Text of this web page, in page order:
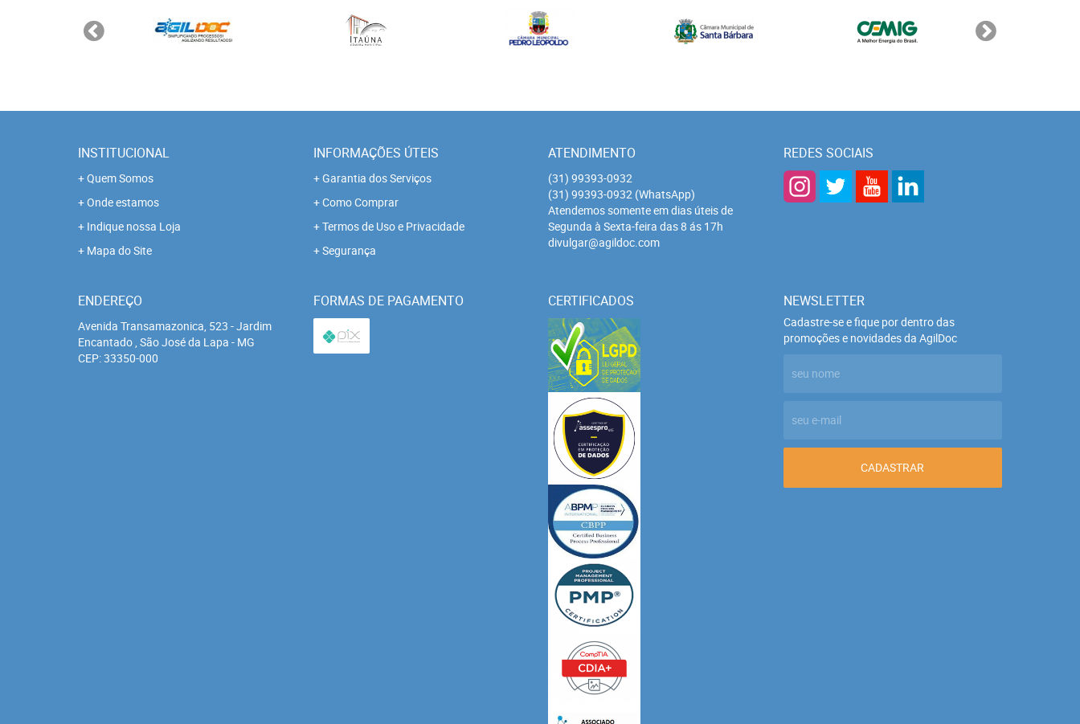
INSTITUCIONAL
Quem Somos
Onde estamos
Indique nossa Loja
Mapa do Site
INFORMAÇÕES ÚTEIS
Garantia dos Serviços
Como Comprar
Termos de Uso e Privacidade
Segurança
ATENDIMENTO
(31) 99393-0932
(31) 99393-0932 (WhatsApp)
Atendemos somente em dias úteis de
Segunda à Sexta-feira das 8 ás 17h
divulgar@agildoc.com
REDES SOCIAIS
ENDEREÇO
Avenida Transamazonica, 523 -Jardim
Encantado , São José da Lapa - MG
CEP: 33350-000
FORMAS DE PAGAMENTO CERTIFICADOS NEWSLETTER
Cadastre-se e fique por dentro das
promoções e novidades da AgilDoc
CADASTRAR